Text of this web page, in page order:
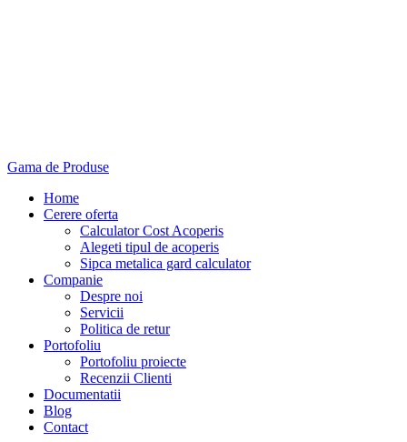
Gama de Produse
Home
Cerere oferta
Calculator Cost Acoperis
Alegeti tipul de acoperis
Sipca metalica gard calculator
Companie
Despre noi
Servicii
Politica de retur
Portofoliu
Portofoliu proiecte
Recenzii Clienti
Documentatii
Blog
Contact